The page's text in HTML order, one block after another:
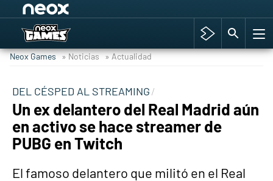
Hyrule Warriors: La Era del Cataclismo
Cyberpunk 2077
Hyrule Warriors
Asia peculiar tradición
Neox Games » Noticias » Actualidad
DEL CÉSPED AL STREAMING
Un ex delantero del Real Madrid aún
en activo se hace streamer de
PUBG en Twitch
El famoso delantero que militó en el Real